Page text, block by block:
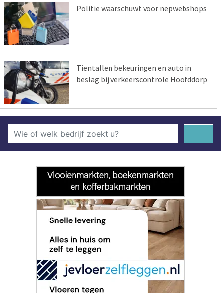
Politie waarschuwt voor nepwebshops
Tientallen bekeuringen en auto in
beslag bij verkeerscontrole Hoofddorp